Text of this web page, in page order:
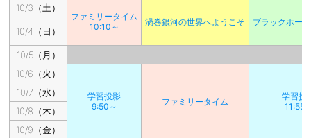
10/3（土）
ファミリータイム
10:10～
渦巻銀河の世界へようこそ ブラックホー
10/4（日）
10/5（月）
10/6（火）
学習投影
9:50～
ファミリータイム
学習投
11:55
10/7（水）
10/8（木）
10/9（金）